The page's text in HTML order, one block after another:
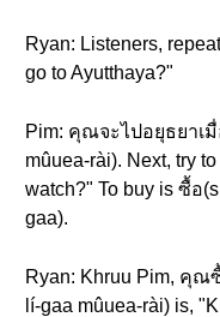
Ryan: Listeners,
go to Ayutthaya?"
Pim: คุณจะไปอยุธยาเ
mûuea-rài). Next, try
watch?" To buy is ซื้อ
gaa).
Ryan: Khruu Pim, คุณ
lí-gaa mûuea-rài) is,